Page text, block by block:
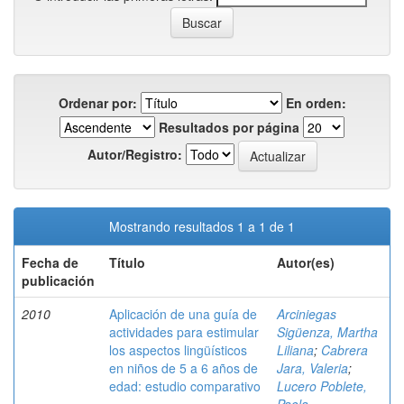
Ordenar por:
En orden:
Resultados por página
Autor/Registro:
Mostrando resultados 1 a 1 de 1
Fecha de
publicación
Título Autor(es)
2010
Aplicación de una guía de
actividades para estimular
los aspectos lingüísticos
en niños de 5 a 6 años de
edad: estudio comparativo
Arciniegas
Sigüenza, Martha
Liliana; Cabrera
Jara, Valeria;
Lucero Poblete,